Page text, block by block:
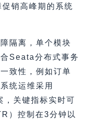
销高峰期的系统
隔离，单个模块
Seata分布式事务
致性，例如订单
统运维采用
关键指标实时可
）控制在3分钟以